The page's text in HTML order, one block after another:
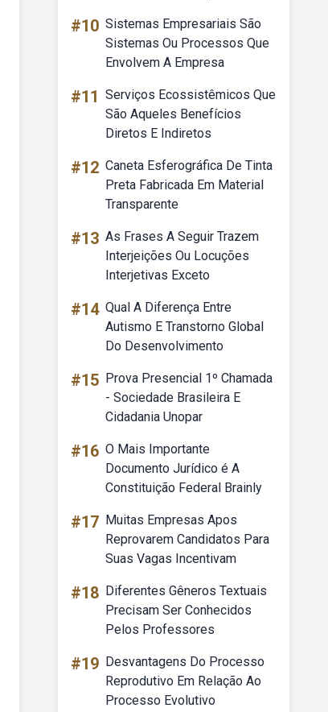
#10 Sistemas Empresariais São
Sistemas Ou Processos Que
Envolvem A Empresa
#11 Serviços Ecossistêmicos Que
São Aqueles Benefícios
Diretos E Indiretos
#12 Caneta Esferográfica De Tinta
Preta Fabricada Em Material
Transparente
#13 As Frases A Seguir Trazem
Interjeições Ou Locuções
Interjetivas Exceto
#14 Qual A Diferença Entre
Autismo E Transtorno Global
Do Desenvolvimento
#15 Prova Presencial 1º Chamada
- Sociedade Brasileira E
Cidadania Unopar
#16 O Mais Importante
Documento Jurídico é A
Constituição Federal Brainly
#17 Muitas Empresas Apos
Reprovarem Candidatos Para
Suas Vagas Incentivam
#18 Diferentes Gêneros Textuais
Precisam Ser Conhecidos
Pelos Professores
#19 Desvantagens Do Processo
Reprodutivo Em Relação Ao
Processo Evolutivo